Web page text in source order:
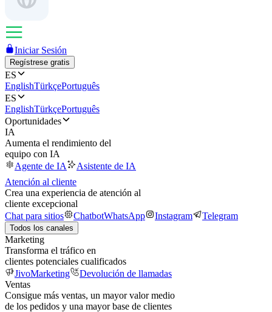
Iniciar Sesión
Regístrese gratis
ES
EnglishTürkçePortuguês
ES
EnglishTürkçePortuguês
Oportunidades
IA
Aumenta el rendimiento del
equipo con IA
Agente de IA
Asistente de IA
Atención al cliente
Crea una experiencia de atención al
cliente excepcional
Chat para sitios
ChatbotWhatsApp Instagram Telegram
Todos los canales
Marketing
Transforma el tráfico en
clientes potenciales cualificados
JivoMarketing
Devolución de llamadas
Ventas
Consigue más ventas, un mayor valor medio
de los pedidos y una mayor base de clientes